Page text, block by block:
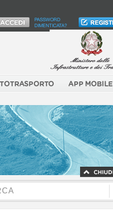
PASSWORD
DIMENTICATA?
APP MOBILE